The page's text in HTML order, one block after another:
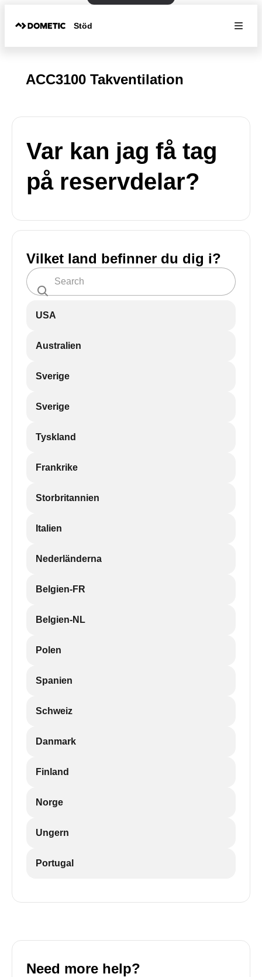
Stöd
ACC3100 Takventilation
Var kan jag få tag
på reservdelar?
Vilket land befinner du dig i?
USA
Australien
Sverige
Sverige
Tyskland
Frankrike
Storbritannien
Italien
Nederländerna
Belgien-FR
Belgien-NL
Polen
Spanien
Schweiz
Danmark
Finland
Norge
Ungern
Portugal
Need more help?